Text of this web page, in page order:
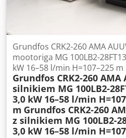
Grundfos CRK2-260 AMA
mootoriga MG 100LB2-
kW 16–58 l/min H=107–225 m
Grundfos CRK2-260 AMA
silnikiem MG 100LB2-
3,0 kW 16–58 l/min
m Grundfos CRK2-260
z silnikiem MG 100LB2-
3,0 kW 16–58 l/min